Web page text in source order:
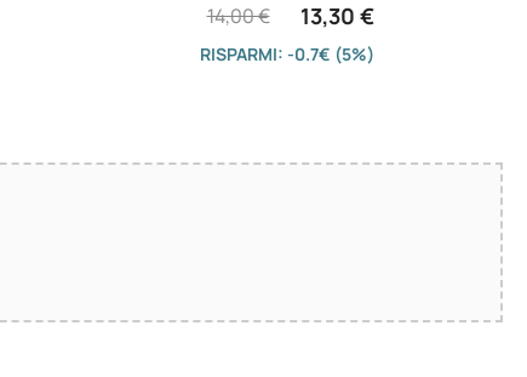
13,30 €
14,00 €
RISPARMI: -0.7€ (5%)